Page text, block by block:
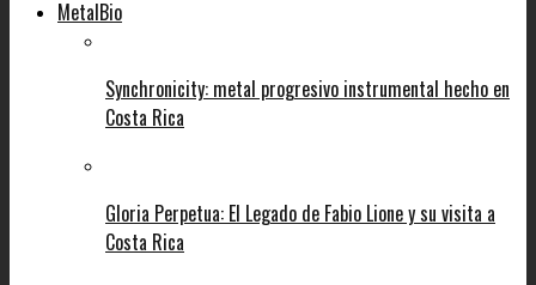
MetalBio
Synchronicity: metal progresivo instrumental hecho en
Costa Rica
Gloria Perpetua: El Legado de Fabio Lione y su visita a
Costa Rica